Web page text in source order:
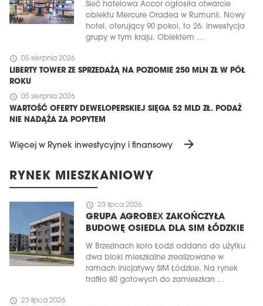
Sieć hotelowa Accor ogłosiła otwarcie
obiektu Mercure Oradea w Rumunii. Nowy
hotel, oferujący 90 pokoi, to 26. inwestycja
grupy w tym kraju. Obiektem ...
schedule 05 sierpnia 2026
LIBERTY TOWER ZE SPRZEDAŻĄ NA POZIOMIE 250 MLN ZŁ W PÓŁ
ROKU
schedule 05 sierpnia 2026
WARTOŚĆ OFERTY DEWELOPERSKIEJ SIĘGA 52 MLD ZŁ. PODAŻ
NIE NADĄŻA ZA POPYTEM
Więcej w Rynek inwestycyjny i finansowy arrow_forward
RYNEK MIESZKANIOWY
schedule 23 lipca 2026
GRUPA AGROBEX ZAKOŃCZYŁA
BUDOWĘ OSIEDLA DLA SIM ŁÓDZKIE
W Brzezinach koło Łodzi oddano do użytku
dwa bloki mieszkalne zrealizowane w
ramach inicjatywy SIM Łódzkie. Na rynek
trafiło 80 gotowych do zamieszkan ...
schedule 23 lipca 2026